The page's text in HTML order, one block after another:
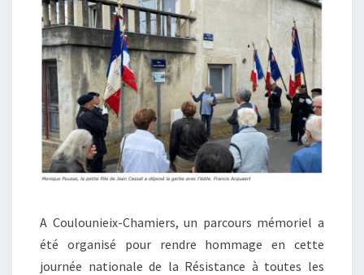
A Coulounieix-Chamiers, un parcours mémoriel a
été organisé pour rendre hommage en cette
journée nationale de la Résistance à toutes les